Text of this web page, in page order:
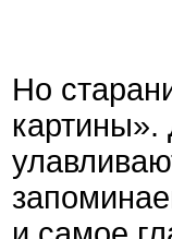
Но
картины».